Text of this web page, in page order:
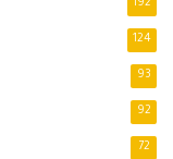
192
124
93
92
72